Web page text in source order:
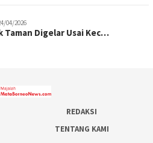
04/2026
Taman Digelar Usai Kec…
REDAKSI
TENTANG KAMI